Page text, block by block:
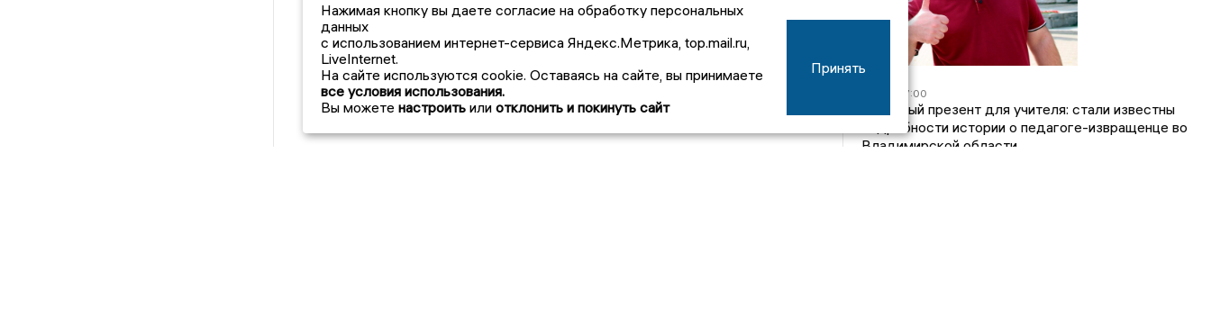
17:00
Странный презент для учителя: стали известны
подробности истории о педагоге-извращенце во
Владимирской области
Нажимая кнопку вы даете согласие на обработку персональных
данных
с использованием интернет-сервиса Яндекс.Метрика, top.mail.ru,
LiveInternet.
На сайте используются cookie. Оставаясь на сайте, вы принимаете
все условия использования.
Вы можете настроить или отклонить и покинуть сайт
Принять